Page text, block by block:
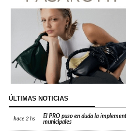
ÚLTIMAS NOTICIAS
hace 2 hs
El PRO puso en duda la
municipales